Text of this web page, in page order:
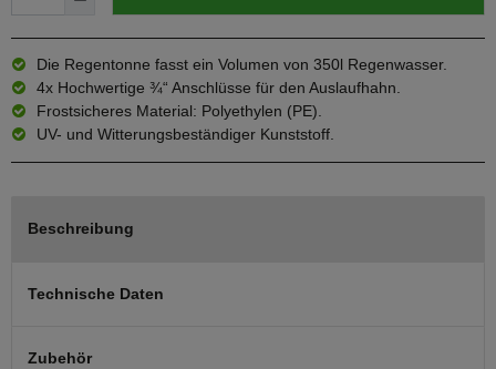
Die Regentonne fasst ein Volumen von 350l Regenwasser.
4x Hochwertige ¾“ Anschlüsse für den Auslaufhahn.
Frostsicheres Material: Polyethylen (PE).
UV- und Witterungsbeständiger Kunststoff.
Beschreibung
Technische Daten
Zubehör